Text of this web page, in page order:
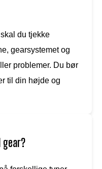
du tjekke
gearsystemet og
problemer. Du bør
til din højde og
gear?